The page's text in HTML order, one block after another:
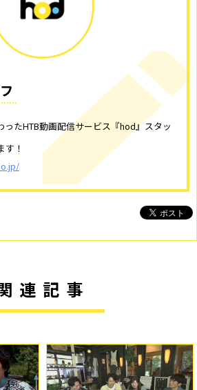
ったHTB動画配信サービス『hod』スタッ
す！
連記事